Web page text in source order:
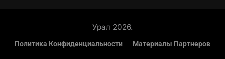
Урал 2026.
Политика Конфиденциальности Материалы Партнеров